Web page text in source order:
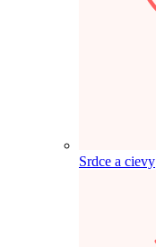
Srdce a cievy